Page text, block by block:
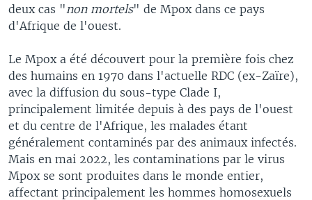
deux cas " non mortels" de Mpox dans ce pays
d'Afrique de l'ouest.
Le Mpox a été découvert pour la première fois chez
des humains en 1970 dans l'actuelle RDC (ex-Zaïre),
avec la diffusion du sous-type Clade I,
principalement limitée depuis à des pays de l'ouest
et du centre de l'Afrique, les malades étant
généralement contaminés par des animaux infectés.
Mais en mai 2022, les contaminations par le virus
Mpox se sont produites dans le monde entier,
affectant principalement les hommes homosexuels